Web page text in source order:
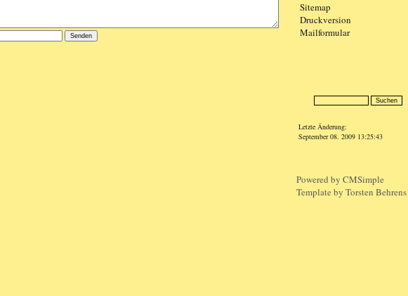
Sitemap
Druckversion
Mailformular
Letzte Änderung:
September 08. 2009 13:25:43
Powered by CMSimple
Template by Torsten Behrens